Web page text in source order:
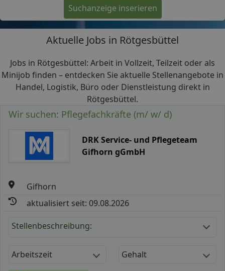
Suchanzeige inserieren
Aktuelle Jobs in Rötgesbüttel
Jobs in Rötgesbüttel: Arbeit in Vollzeit, Teilzeit oder als
Minijob finden – entdecken Sie aktuelle Stellenangebote in
Handel, Logistik, Büro oder Dienstleistung direkt in
Rötgesbüttel.
Wir suchen: Pflegefachkräfte (m/ w/ d)
DRK Service- und Pflegeteam
Gifhorn gGmbH
Gifhorn
aktualisiert seit: 09.08.2026
Stellenbeschreibung:
Arbeitszeit Gehalt